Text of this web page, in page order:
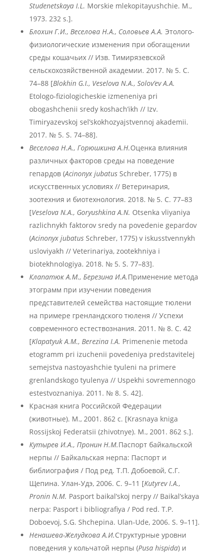
StudenetskayaI.L. Morskie mlekopitayushchie. M.,
1973. 232 s.].
Блохин Г.И., Веселова Н.А., Соловьев А.А. Этолого-
физиологические изменения при обогащении
среды кошачьих // Изв. Тимирязевской
сельскохозяйственной академии. 2017. № 5. С.
74–88 [BlokhinG.I., VeselovaN.A., Solov’evA.A.
Etologo-fiziologicheskie izmeneniya pri
obogashchenii sredy koshach’ikh // Izv.
Timiryazevskoj sel’skokhozyajstvennoj akademii.
2017. № 5. S. 74–88].
Веселова Н.А., Горюшкина А.Н.Оценка влияния
различных факторов среды на поведение
гепардов (AcinonyxjubatusSchreber, 1775) в
искусственных условиях // Ветеринария,
зоотехния и биотехнология. 2018. № 5. С. 77–83
[VeselovaN.A., GoryushkinaA.N. Otsenka vliyaniya
razlichnykh faktorov sredy na povedenie gepardov
(AcinonyxjubatusSchreber, 1775) v iskusstvennykh
usloviyakh // Veterinariya, zootekhniya i
biotekhnologiya. 2018. № 5. S. 77–83].
Клапатюк А.М., Березина И.А.Применение метода
этограмм при изучении поведения
представителей семейства настоящие тюлени
на примере гренландского тюленя // Успехи
современного естествознания. 2011. № 8. С. 42
[KlapatyukA.M., BerezinaI.A. Primenenie metoda
etogramm pri izuchenii povedeniya predstavitelej
semejstva nastoyashchie tyuleni na primere
grenlandskogo tyulenya // Uspekhi sovremennogo
estestvoznaniya. 2011. № 8. S. 42].
Красная книга Российской Федерации
(животные). М., 2001. 862 с. [Krasnaya kniga
Rossijskoj Federatsii (zhivotnye). M., 2001. 862 s.].
Кутырев И.А., Пронин Н.М.Паспорт байкальской
нерпы // Байкальская нерпа: Паспорт и
библиография / Под ред. Т.П. Добоевой, С.Г.
Щепина. Улан-Удэ, 2006. С. 9–11 [KutyrevI.A.,
ProninN.M. Pasport baikal’skoj nerpy // Baikal’skaya
nerpa: Pasport i bibliografiya / Pod red. T.P.
Doboevoj, S.G. Shchepina. Ulan-Ude, 2006. S. 9–11].
Ненашева-Желудкова А.И.Структурные уровни
поведения у кольчатой нерпы (Pusahispida) и